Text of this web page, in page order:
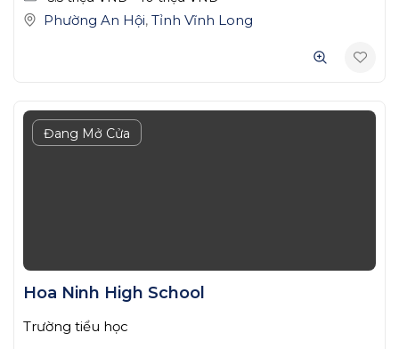
Phường An Hội, Tỉnh Vĩnh Long
Đang Mở Cửa
Hoa Ninh High School
Trường tiểu học